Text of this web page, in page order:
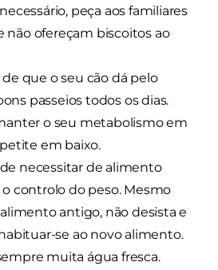
peça aos familiares
não ofereçam biscoitos ao
que o seu cão dá pelo
passeios todos os dias.
o seu metabolismo em
em baixo.
necessitar de alimento
o controlo do peso. Mesmo
antigo, não desista e
se ao novo alimento.
muita água fresca.